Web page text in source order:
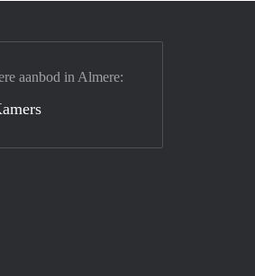
aanbod in Almere: